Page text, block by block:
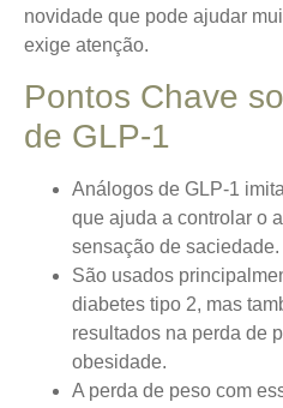
novidade que pode ajudar
exige atenção.
Pontos Chave
de GLP-1
Análogos de GLP-1
que ajuda a controlar o
sensação de saciedade.
São usados
diabetes tipo 2, mas
resultados na perda de
obesidade.
A perda de peso com